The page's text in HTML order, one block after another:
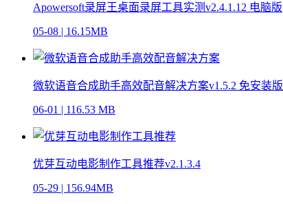
Apowersoft录屏王桌面录屏工具实测v2.4.1.12 电脑版
05-08 | 16.15MB
微软语音合成助手高效配音解决方案v1.5.2 免安装版
06-01 | 116.53 MB
优芽互动电影制作工具推荐v2.1.3.4
05-29 | 156.94MB